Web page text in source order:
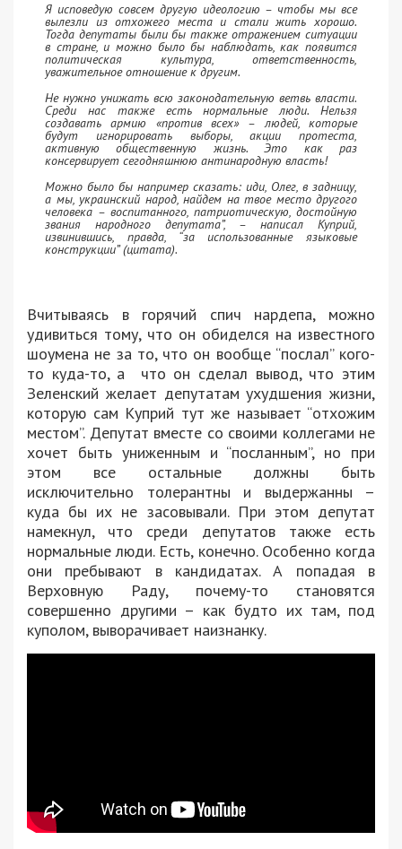
Я исповедую совсем другую идеологию – чтобы мы все
вылезли из отхожего места и стали жить хорошо.
Тогда депутаты были бы также отражением ситуации
в стране, и можно было бы наблюдать, как появится
политическая культура, ответственность,
уважительное отношение к другим.
Не нужно унижать всю законодательную ветвь власти.
Среди нас также есть нормальные люди. Нельзя
создавать армию «против всех» – людей, которые
будут игнорировать выборы, акции протеста,
активную общественную жизнь. Это как раз
консервирует сегодняшнюю антинародную власть!
Можно было бы например сказать: иди, Олег, в задницу,
а мы, украинский народ, найдем на твое место другого
человека – воспитанного, патриотическую, достойную
звания народного депутата”, – написал Куприй,
извинившись, правда, “за использованные языковые
конструкции” (цитата).
Вчитываясь в горячий спич нардепа, можно
удивиться тому, что он обиделся на известного
шоумена не за то, что он вообще “послал” кого-
то куда-то, а что он сделал вывод, что этим
Зеленский желает депутатам ухудшения жизни,
которую сам Куприй тут же называет “отхожим
местом”. Депутат вместе со своими коллегами не
хочет быть униженным и “посланным”, но при
этом все остальные должны быть
исключительно толерантны и выдержанны –
куда бы их не засовывали. При этом депутат
намекнул, что среди депутатов также есть
нормальные люди. Есть, конечно. Особенно когда
они пребывают в кандидатах. А попадая в
Верховную Раду, почему-то становятся
совершенно другими – как будто их там, под
куполом, выворачивает наизнанку.